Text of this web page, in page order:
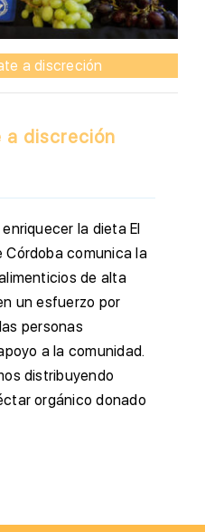
a discreción
a discreción
la dieta El
Córdoba comunica la
de alta
un esfuerzo por
personas
a la comunidad.
distribuyendo
orgánico donado